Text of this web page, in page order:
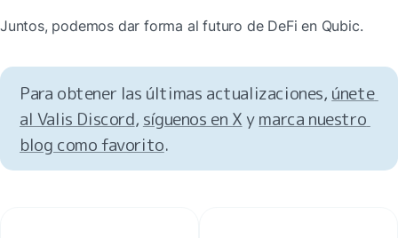
Juntos, podemos dar forma al futuro de DeFi en Qubic.
Para obtener las últimas actualizaciones, únete
al Valis Discord, síguenos en X y marca nuestro
blog como favorito.